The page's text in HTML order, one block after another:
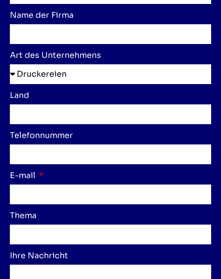
Name der Firma
Art des Unternehmens
Land
Telefonnummer
E-mail
Thema
Ihre Nachricht